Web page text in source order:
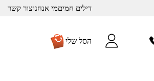
דילים חמיםמי אנחנוצור קשר
הסל שלי